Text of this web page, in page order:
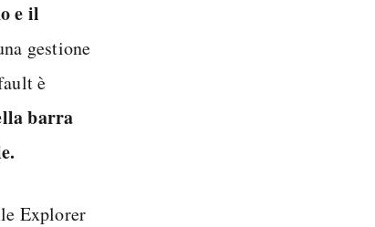
e il
gestione
è
barra
Explorer